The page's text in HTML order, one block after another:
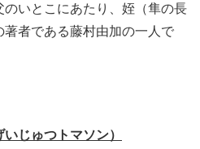
のいとこにあたり、姪（隼の長
者である藤村由加の一人で
じゅつトマソン）